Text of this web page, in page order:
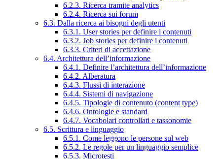
6.2.3. Ricerca tramite analytics
6.2.4. Ricerca sui forum
6.3. Dalla ricerca ai bisogni degli utenti
6.3.1. User stories per definire i contenuti
6.3.2. Job stories per definire i contenuti
6.3.3. Criteri di accettazione
6.4. Architettura dell’informazione
6.4.1. Definire l’architettura dell’informazione
6.4.2. Alberatura
6.4.3. Flussi di interazione
6.4.4. Sistemi di navigazione
6.4.5. Tipologie di contenuto (content type)
6.4.6. Ontologie e standard
6.4.7. Vocabolari controllati e tassonomie
6.5. Scrittura e linguaggio
6.5.1. Come leggono le persone sul web
6.5.2. Le regole per un linguaggio semplice
6.5.3. Microtesti